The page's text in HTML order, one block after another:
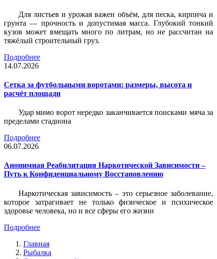
Для листьев и урожая важен объём, для песка, кирпича и
грунта — прочность и допустимая масса. Глубокий тонкий
кузов может вмещать много по литрам, но не рассчитан на
тяжёлый строительный груз.
Подробнее
14.07.2026
Сетка за футбольными воротами: размеры, высота и
расчёт площади
Удар мимо ворот нередко заканчивается поисками мяча за
пределами стадиона
Подробнее
06.07.2026
Анонимная Реабилитация Наркотической Зависимости –
Путь к Конфиденциальному Восстановлению
Наркотическая зависимость – это серьезное заболевание,
которое затрагивает не только физическое и психическое
здоровье человека, но и все сферы его жизни
Подробнее
Главная
Рыбалка